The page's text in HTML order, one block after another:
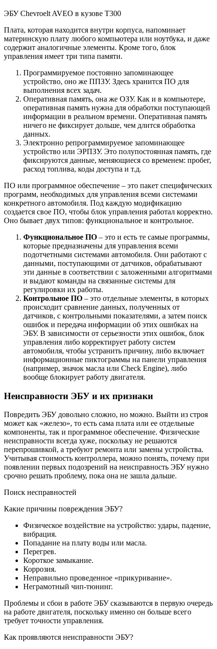
ЭБУ Chevroelt AVEO в кузове T300
Плата, которая находится внутри корпуса, напоминает
материнскую плату любого компьютера или ноутбука, и даже
содержит аналогичные элементы. Кроме того, блок
управления имеет три типа памяти.
Программируемое постоянно запоминающее
устройство, оно же ППЗУ. Здесь хранится ПО для
выполнения всех задач.
Оперативная память, она же ОЗУ. Как и в компьютере,
оперативная память нужна для обработки поступающей
информации в реальном времени. Оперативная память
ничего не фиксирует дольше, чем длится обработка
данных.
Электронно репрограммируемое запоминающее
устройство или ЭРПЗУ. Это полупостоянная память, где
фиксируются данные, меняющиеся со временем: пробег,
расход топлива, коды доступа и т.д.
ПО или программное обеспечение – это пакет специфических
программ, необходимых для управления всеми системами
конкретного автомобиля. Под каждую модификацию
создается свое ПО, чтобы блок управления работал корректно.
Оно бывает двух типов: функциональное и контрольное.
Функциональное ПО – это и есть те самые программы,
которые предназначены для управления всеми
подотчетными системами автомобиля. Они работают с
данными, поступающими от датчиков, обрабатывают
эти данные в соответствии с заложенными алгоритмами
и выдают команды на связанные системы для
регулировки их работы.
Контрольное ПО – это отдельные элементы, в которых
происходит сравнение данных, полученных от
датчиков, с контрольными показателями, а затем поиск
ошибок и передача информации об этих ошибках на
ЭБУ. В зависимости от серьезности этих ошибок, блок
управления либо корректирует работу систем
автомобиля, чтобы устранить причину, либо включает
информационные пиктограммы на панели управления
(например, значок масла или Check Engine), либо
вообще блокирует работу двигателя.
Неисправности ЭБУ и их признаки
Повредить ЭБУ довольно сложно, но можно. Выйти из строя
может как «железо», то есть сама плата или ее отдельные
компоненты, так и программное обеспечение. Физические
неисправности всегда хуже, поскольку не решаются
перепрошивкой, а требуют ремонта или замены устройства.
Учитывая стоимость контроллера, можно понять, почему при
появлении первых подозрений на неисправность ЭБУ нужно
срочно решать проблему, пока она не зашла дальше.
Поиск несправностей
Какие причины повреждения ЭБУ?
Физическое воздействие на устройство: удары, падение,
вибрация.
Попадание на плату воды или масла.
Перегрев.
Короткое замыкание.
Коррозия.
Неправильно проведенное «прикуривание».
Неграмотный чип-тюнинг.
Проблемы и сбои в работе ЭБУ сказываются в первую очередь
на работе двигателя, поскольку именно он больше всего
требует точности управления.
Как проявляются неисправности ЭБУ?